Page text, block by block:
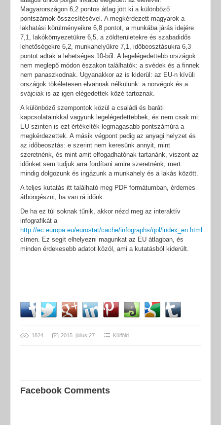
Magyarországon 6,2 pontos átlag jött ki a különböző
pontszámok összesítésével. A megkérdezett magyarok a
lakhatási körülményeikre 6,8 pontot, a munkába járás idejére
7,1, lakókörnyezetükre 6,5, a zöldterületekre és szabadidős
lehetőségekre 6,2, munkahelyükre 7,1, időbeosztásukra 6,3
pontot adtak a lehetséges 10-ből. A legelégedettebb országok
nem meglepő módon északon találhatók: a svédek és a finnek
nem panaszkodnak. Ugyanakkor az is kiderül: az EU-n kívüli
országok tökéletesen elvannak nélkülünk: a norvégok és a
svájciak is az igen elégedettek közé tartoznak.
A különböző szempontok közül a családi és baráti
kapcsolatainkkal vagyunk legelégedettebbek, és nem csak mi:
EU szinten is ezt értékelték legmagasabb pontszámúra a
megkérdezettek. A másik végpont pedig az anyagi helyzet és
az időbeosztás: e szerint nem keresünk annyit, mint
szeretnénk, és mint amit elfogadhatónak tartanánk, viszont az
időnket sem tudjuk arra fordítani amire szeretnénk, mert
mindig dolgozunk és ingázunk a munkahely és a lakás között.
A teljes kutatás itt található meg PDF formátumban, érdemes
átböngészni, ha van rá időnk:
De ha ez túl soknak tűnik, akkor nézd meg az interaktív
infografikát a
http://ec.europa.eu/eurostat/cache/infographs/qol/index_en.html
címen. Ez segít elhelyezni magunkat az EU átlagban, és
minden érdekesebb adatot közöl, ami a kutatásból kiderült.
1824 2015. július 27 Külföld
Facebook Comments